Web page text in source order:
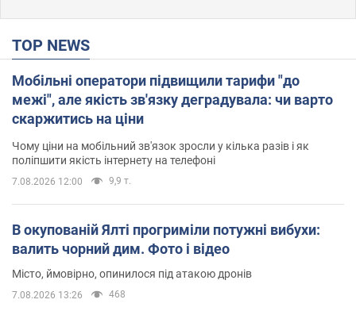
TOP NEWS
Мобільні оператори підвищили тарифи "до
межі", але якість зв'язку деградувала: чи варто
скаржитись на ціни
Чому ціни на мобільний зв'язок зросли у кілька разів і як
поліпшити якість інтернету на телефоні
7.08.2026 12:00 9,9 т.
В окупованій Ялті прогриміли потужні вибухи:
валить чорний дим. Фото і відео
Місто, ймовірно, опинилося під атакою дронів
7.08.2026 13:26 468